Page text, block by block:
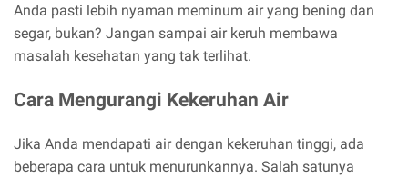
Anda pasti lebih nyaman meminum air yang bening dan
segar, bukan? Jangan sampai air keruh membawa
masalah kesehatan yang tak terlihat.
Cara Mengurangi Kekeruhan Air
Jika Anda mendapati air dengan kekeruhan tinggi, ada
beberapa cara untuk menurunkannya. Salah satunya